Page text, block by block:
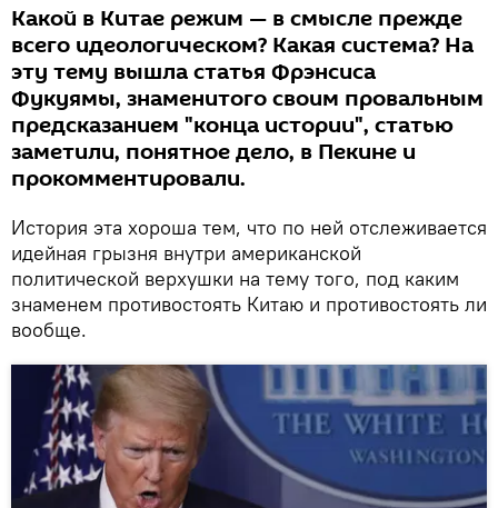
Какой в Китае режим — в смысле прежде
всего идеологическом? Какая система? На
эту тему вышла статья Фрэнсиса
Фукуямы, знаменитого своим провальным
предсказанием "конца истории", статью
заметили, понятное дело, в Пекине и
прокомментировали.
История эта хороша тем, что по ней отслеживается
идейная грызня внутри американской
политической верхушки на тему того, под каким
знаменем противостоять Китаю и противостоять ли
вообще.